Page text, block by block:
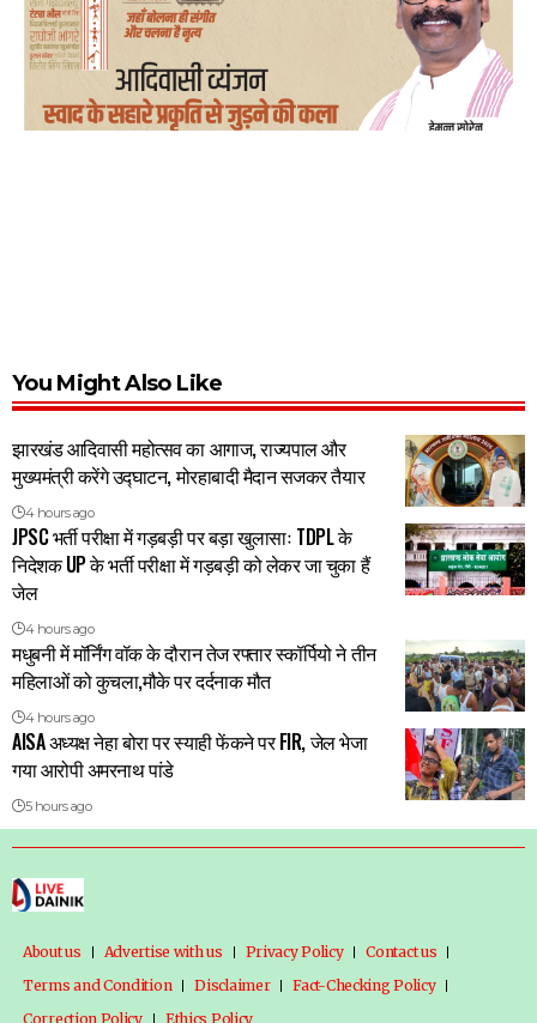
You Might Also Like
झारखंड आदिवासी महोत्सव का आगाज, राज्यपाल और
मुख्यमंत्री करेंगे उद्घाटन, मोरहाबादी मैदान सजकर तैयार
4 hours ago
JPSC भर्ती परीक्षा में गड़बड़ी पर बड़ा खुलासाः TDPL के
निदेशक UP के भर्ती परीक्षा में गड़बड़ी को लेकर जा चुका हैं
जेल
4 hours ago
मधुबनी में मॉर्निंग वॉक के दौरान तेज रफ्तार स्कॉर्पियो ने तीन
महिलाओं को कुचला,मौके पर दर्दनाक मौत
4 hours ago
AISA अध्यक्ष नेहा बोरा पर स्याही फेंकने पर FIR, जेल भेजा
गया आरोपी अमरनाथ पांडे
5 hours ago
About us Advertise with us Privacy Policy
Contact us
Terms and Condition
Disclaimer
Fact-Checking Policy
Correction Policy
Ethics Policy